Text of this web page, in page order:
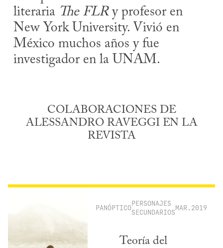
literaria The FLRy profesor en
New York University. Vivió en
México muchos años y fue
investigador en la UNAM.
COLABORACIONES DE
ALESSANDRO RAVEGGI EN LA
REVISTA
PANÓPTICOPERSONAJES
SECUNDARIOSMAR.2019
Teoría del